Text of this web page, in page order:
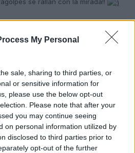
My Personal
sale, sharing to third parties, or
or sensitive information for
please use the below opt-out
Please note that after your
you may continue seeing
on personal information utilized by
disclosed to third parties prior to
opt-out of the further
se rallan con la mirada!!
del 2004